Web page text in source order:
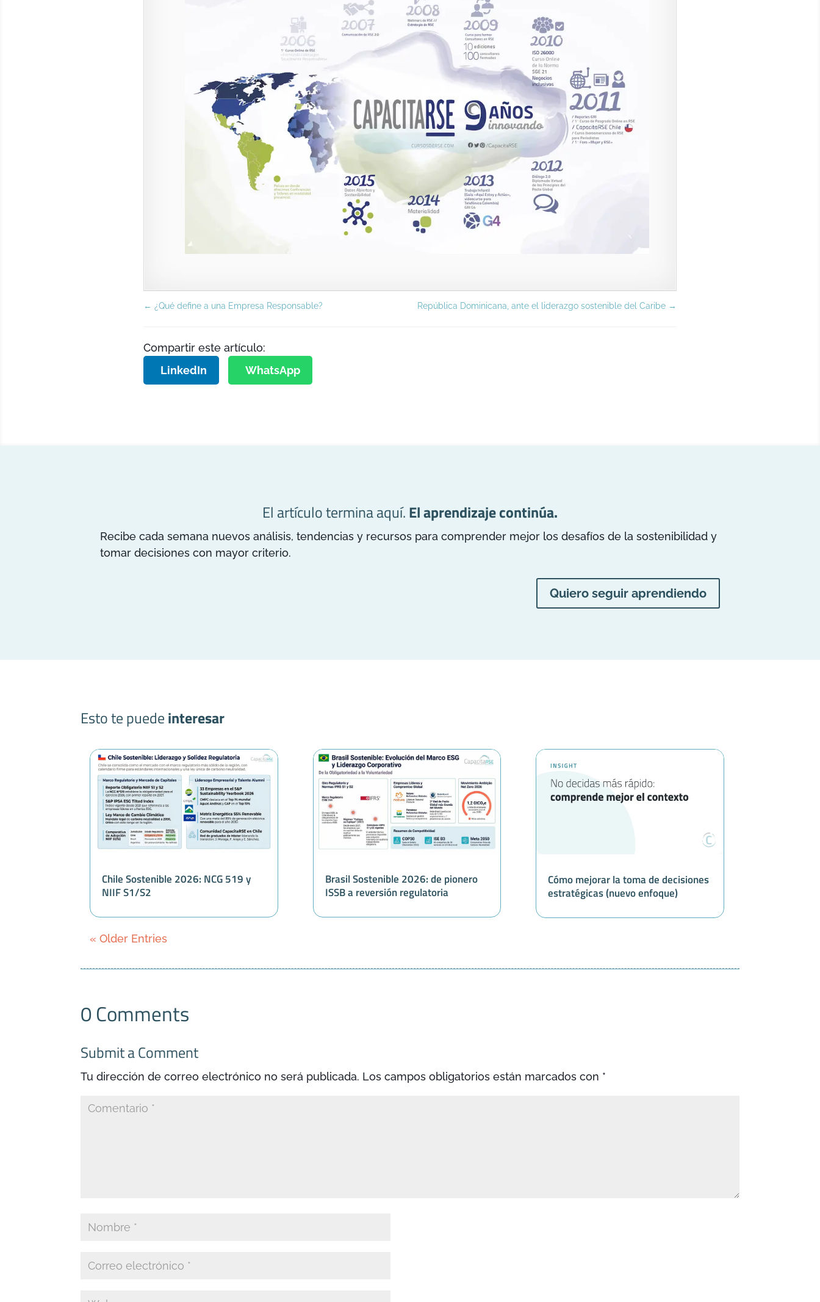
← ¿Qué define a una Empresa Responsable? República Dominicana, ante el liderazgo sostenible del Caribe→
Compartir este artículo:
LinkedIn
WhatsApp
El artículo termina aquí.El aprendizaje continúa.
Recibe cada semana nuevos análisis, tendencias y recursos para comprender mejor los desafíos de la sostenibilidad y
tomar decisiones con mayor criterio.
Quiero seguir aprendiendo
Esto te puedeinteresar
Chile Sostenible 2026: NCG 519 y
NIIF S1/S2
Brasil Sostenible 2026: de pionero
ISSB a reversión regulatoria
Cómo mejorar la toma de decisiones
estratégicas (nuevo enfoque)
« Older Entries
0 Comments
Submit a Comment
Tu dirección de correo electrónico no será publicada. Los campos obligatorios están marcados con *